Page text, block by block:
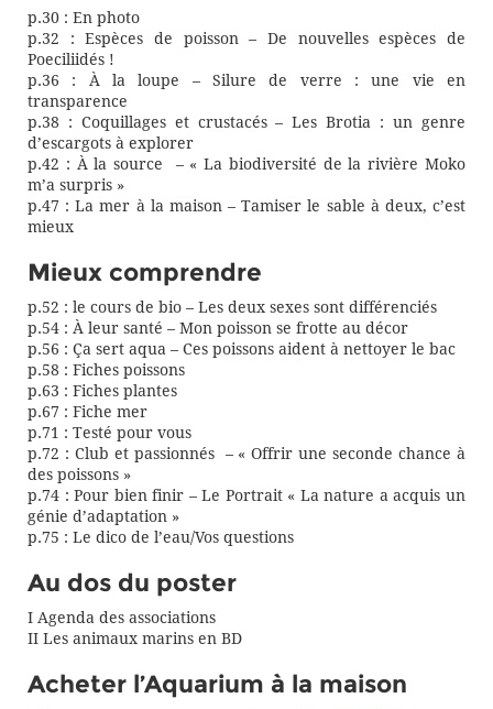
p.30 : En photo
p.32 : Espèces de poisson – De nouvelles espèces de
Poeciliidés !
p.36 : À la loupe – Silure de verre : une vie en
transparence
p.38 : Coquillages et crustacés – Les Brotia : un genre
d’escargots à explorer
p.42 : À la source – « La biodiversité de la rivière Moko
m’a surpris »
p.47 : La mer à la maison – Tamiser le sable à deux, c’est
mieux
Mieux comprendre
p.52 : le cours de bio – Les deux sexes sont différenciés
p.54 : À leur santé – Mon poisson se frotte au décor
p.56 : Ça sert aqua – Ces poissons aident à nettoyer le bac
p.58 : Fiches poissons
p.63 : Fiches plantes
p.67 : Fiche mer
p.71 : Testé pour vous
p.72 : Club et passionnés – « Offrir une seconde chance à
des poissons »
p.74 : Pour bien finir – Le Portrait « La nature a acquis un
génie d’adaptation »
p.75 : Le dico de l’eau/Vos questions
Au dos du poster
I Agenda des associations
II Les animaux marins en BD
Acheter l’Aquarium à la maison